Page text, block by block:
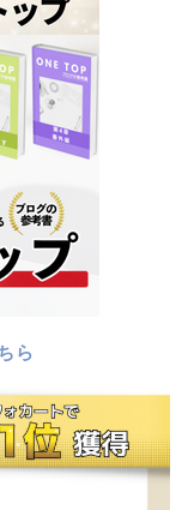
ら